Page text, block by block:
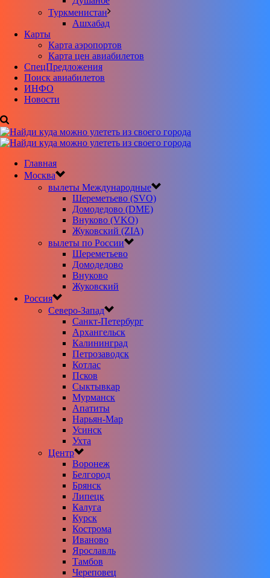
Туркменистан
Ашхабад
Карты
Карта аэропортов
Карта цен авиабилетов
CпецПредложения
Поиск авиабилетов
ИНФО
Новости
Главная
Москва
вылеты Международные
Шереметьево (SVO)
Домодедово (DME)
Внуково (VKO)
Жуковский (ZIA)
вылеты по России
Шереметьево
Домодедово
Внуково
Жуковский
Россия
Северо-Запад
Санкт-Петербург
Архангельск
Калининград
Петрозаводск
Котлас
Псков
Сыктывкар
Мурманск
Апатиты
Нарьян-Мар
Усинск
Ухта
Центр
Воронеж
Белгород
Брянск
Липецк
Калуга
Курск
Кострома
Иваново
Ярославль
Тамбов
Череповец